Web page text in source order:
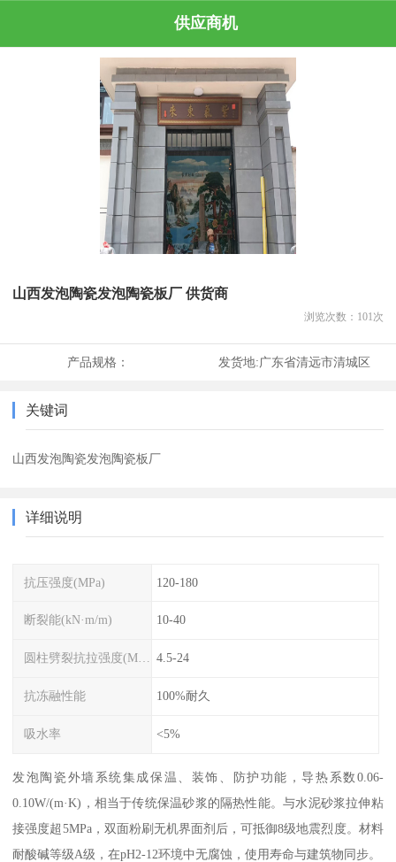
供应商机
山西发泡陶瓷发泡陶瓷板厂 供货商
浏览次数： 101 次
产品规格： 发货地:广东省清远市清城区
关键词
山西发泡陶瓷发泡陶瓷板厂
详细说明
抗压强度(MPa) 120-180
断裂能(kN·m/m) 10-40
圆柱劈裂抗拉强度(MPa) 4.5-24
抗冻融性能 100%耐久
吸水率 <5%
发泡陶瓷外墙系统集成保温、装饰、防护功能，导热系数0.06-
0.10W/(m·K)，相当于传统保温砂浆的隔热性能。与水泥砂浆拉伸粘
接强度超5MPa，双面粉刷无机界面剂后，可抵御8级地震烈度。材料
耐酸碱等级A级，在pH2-12环境中无腐蚀，使用寿命与建筑物同步。